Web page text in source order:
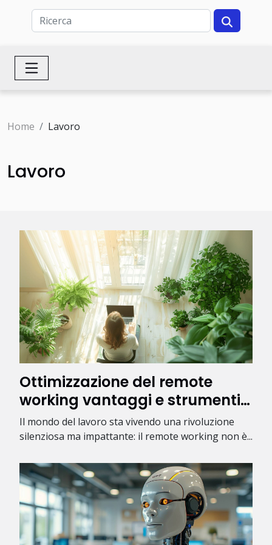
Home Lavoro
Lavoro
Ottimizzazione del remote
working vantaggi e strumenti
per le aziende
Il mondo del lavoro sta vivendo una rivoluzione
silenziosa ma impattante: il remote working non è...